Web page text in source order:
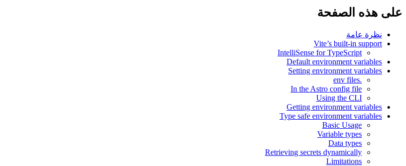
على هذه الصفحة
نظرة عامة
Vite’s built-in support
IntelliSense for TypeScript
Default environment variables
Setting environment variables
.env files
In the Astro config file
Using the CLI
Getting environment variables
Type safe environment variables
Basic Usage
Variable types
Data types
Retrieving secrets dynamically
Limitations